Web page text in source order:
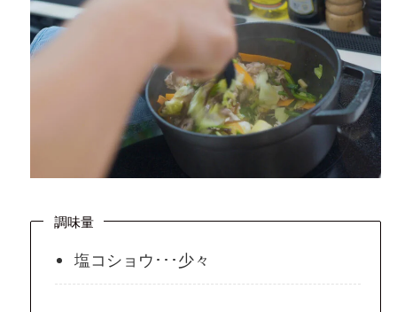
調味量
塩コショウ･･･少々